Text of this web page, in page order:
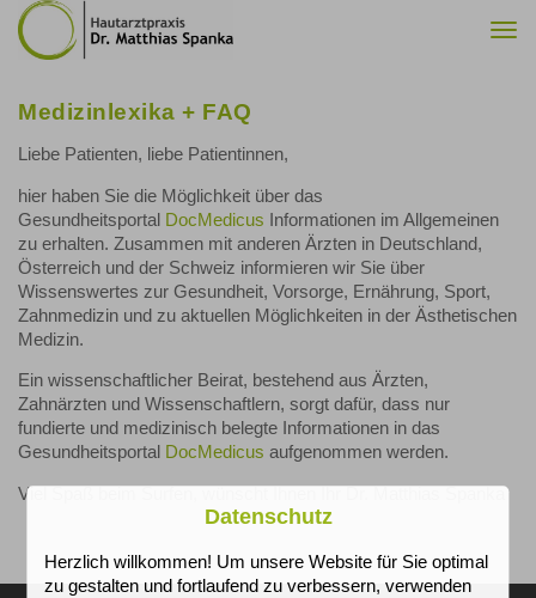
Medizinlexika + FAQ
Liebe Patienten, liebe Patientinnen,
hier haben Sie die Möglichkeit über das
Gesundheitsportal DocMedicus Informationen im Allgemeinen
zu erhalten. Zusammen mit anderen Ärzten in Deutschland,
Österreich und der Schweiz informieren wir Sie über
Wissenswertes zur Gesundheit, Vorsorge, Ernährung, Sport,
Zahnmedizin und zu aktuellen Möglichkeiten in der Ästhetischen
Medizin.
Ein wissenschaftlicher Beirat, bestehend aus Ärzten,
Zahnärzten und Wissenschaftlern, sorgt dafür, dass nur
fundierte und medizinisch belegte Informationen in das
Gesundheitsportal DocMedicus aufgenommen werden.
Viel Spaß beim Surfen, wünscht Ihnen Ihr Dr. Matthias Spanka
Datenschutz
Herzlich willkommen! Um unsere Website für Sie optimal
zu gestalten und fortlaufend zu verbessern, verwenden